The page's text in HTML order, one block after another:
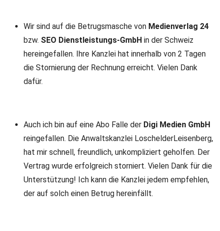
Wir sind auf die Betrugsmasche von Medienverlag 24
bzw. SEO Dienstleistungs-GmbH in der Schweiz
hereingefallen. Ihre Kanzlei hat innerhalb von 2 Tagen
die Stornierung der Rechnung erreicht. Vielen Dank
dafür.
Auch ich bin auf eine Abo Falle der Digi Medien GmbH
reingefallen. Die Anwaltskanzlei LoschelderLeisenberg,
hat mir schnell, freundlich, unkompliziert geholfen. Der
Vertrag wurde erfolgreich storniert. Vielen Dank für die
Unterstützung! Ich kann die Kanzlei jedem empfehlen,
der auf solch einen Betrug hereinfällt.